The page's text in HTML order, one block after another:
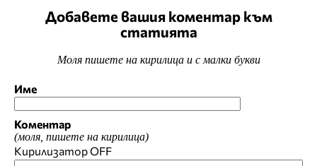
Добавете вашия коментар към
статията
Моля пишете на кирилица и с малки букви
Име
Коментар
(моля, пишете на кирилица)
КирилизаторOFF